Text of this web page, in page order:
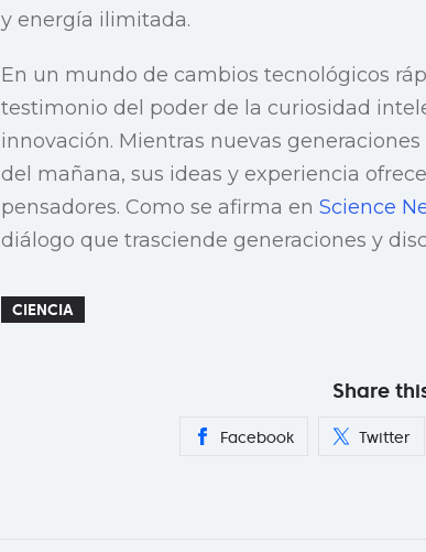
y energía ilimitada.
En un mundo de cambios tecnológicos
testimonio del poder de la curiosidad
innovación. Mientras nuevas
del mañana, sus ideas y experiencia
pensadores. Como se afirma en Science
diálogo que trasciende generaciones y
CIENCIA
Share
Facebook Twitter